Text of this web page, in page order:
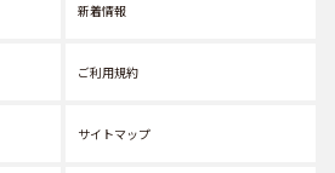
新着情報
ご利用規約
サイトマップ